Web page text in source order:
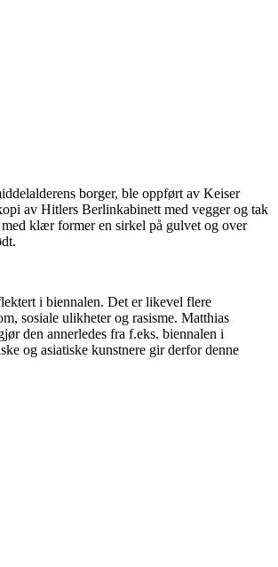
borger, ble oppført av Keiser
av Hitlers Berlinkabinett med vegger og tak
klær former en sirkel på gulvet og over
i biennalen. Det er likevel flere
sosiale ulikheter og rasisme. Matthias
den annerledes fra f.eks. biennalen i
og asiatiske kunstnere gir derfor denne